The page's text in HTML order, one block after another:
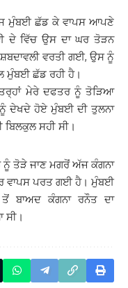
ਅੱਜ ਮੁੰਬਈ ਛੱਡ ਕੇ ਵਾਪਸ ਆਪਣੇ
ਦੇ ਵਿੱਚ ਉਸ ਦਾ ਘਰ ਤੋੜਨ
ਵਰਤੀ ਗਈ, ਉਸ ਨੂੰ
ਮੁੰਬਈ ਛੱਡ ਰਹੀ ਹੈ।
ਮੇਰੇ ਦਫਤਰ ਨੂੰ ਤੋੜਿਆ
ਹੋਏ ਮੁੰਬਈ ਦੀ ਤੁਲਨਾ
ਬਿਲਕੁਲ ਸਹੀ ਸੀ।
ਤੋੜੇ ਜਾਣ ਮਗਰੋਂ ਅੱਜ ਕੰਗਨਾ
ਵਾਪਸ ਪਰਤ ਗਈ ਹੈ। ਮੁੰਬਈ
ਬਾਅਦ ਕੰਗਨਾ ਰਨੌਤ ਦਾ
ਸੀ।